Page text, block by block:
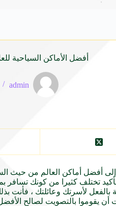
أفضل الأماكن السياحية
admin
أفضل أماكن العالم من حيث
تختلف كثيرا من كونك تسافر
بالفعل لأسرتك وعائلتك ،
أن يقوموا بالتصويت لصالح